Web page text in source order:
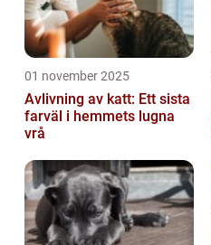
01 november 2025
Avlivning av katt: Ett sista
farväl i hemmets lugna
vrå